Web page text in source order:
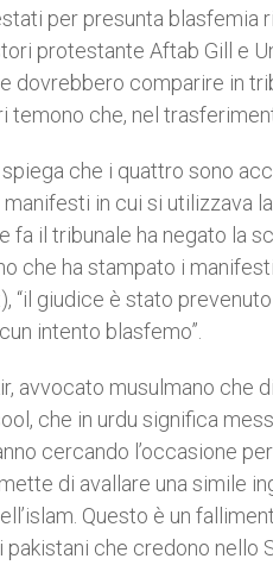
per presunta blasfemia
protestante Aftab Gill e
dovrebbero comparire in
temono che, nel
spiega che i quattro sono
in cui si utilizzava
fa il tribunale ha negato la
che ha stampato i
“il giudice è stato
intento blasfemo”.
avvocato musulmano che
che in urdu significa
cercando l’occasione
di avallare una simile
Questo è un
che credono nello